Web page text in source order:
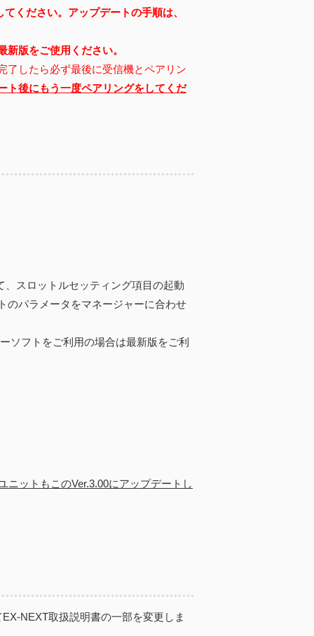
ください。 アップデートの手順は、
新版をご使用ください。
したら必ず最後に受信機とペアリン
ト後にもう一度ペアリングをしてくだ
、スロットルセッティング項目の起動
のパラメータをマネージャーに合わせ
ソフトをご利用の場合は最新版をご利
ニットもこのVer.3.00にアップデートし
NEXT取扱説明書の一部を変更しま